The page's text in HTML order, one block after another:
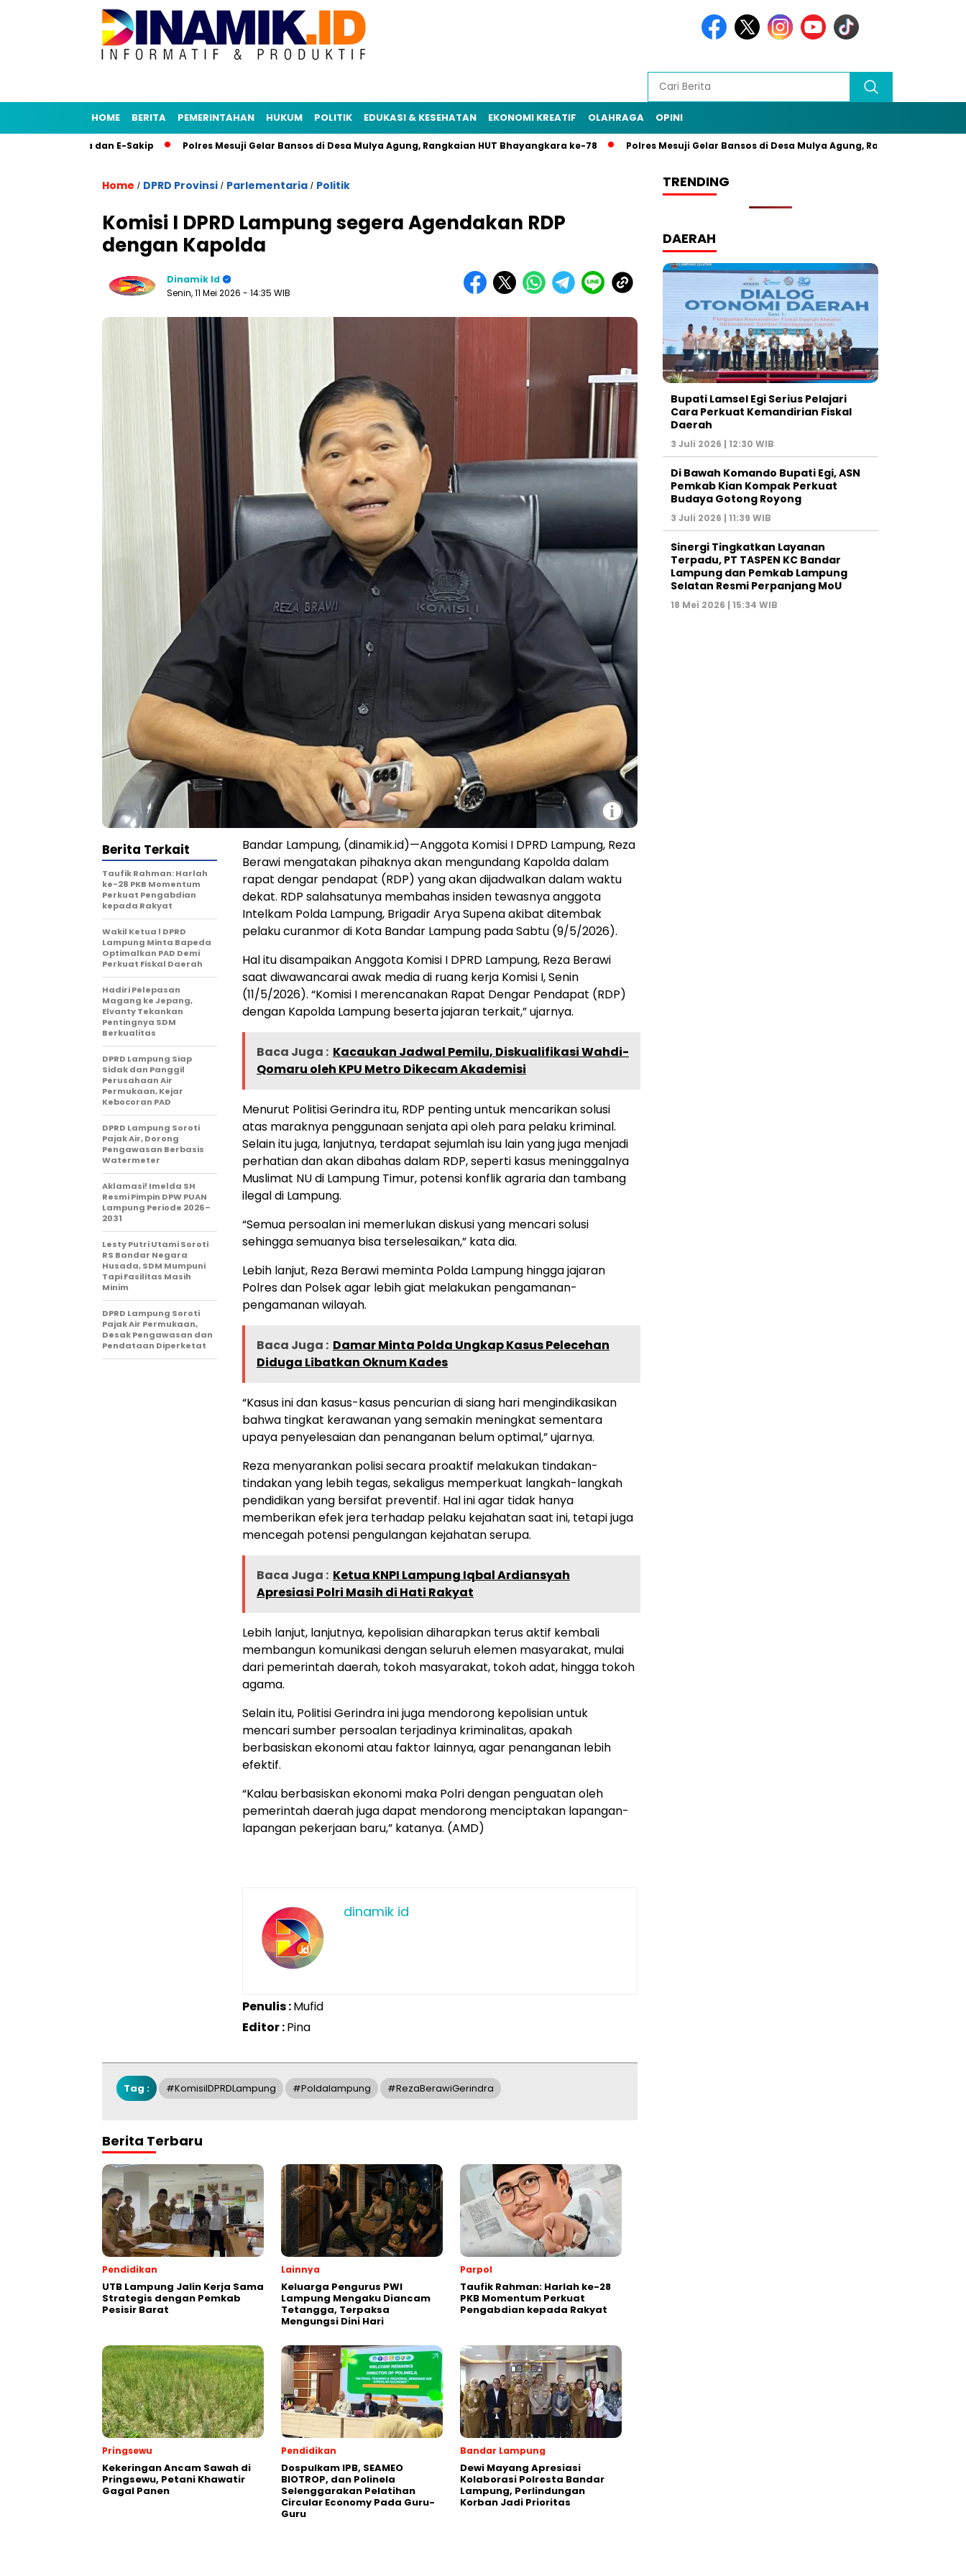
HOME BERITA PEMERINTAHAN HUKUM POLITIK EDUKASI & KESEHATAN EKONOMI KREATIF OLAHRAGA OPINI
Senja dan E-Sakip Polres Mesuji Gelar Bansos di Desa Mulya Agung, Rangkaian HUT Bhayangkara ke-78 Polres Mesuji Gelar Bansos di Desa Mulya Agung, Rangkaian HUT
Home / DPRD Provinsi / Parlementaria / Politik
Komisi I DPRD Lampung segera Agendakan RDP
dengan Kapolda
Dinamik Id
Senin, 11 Mei 2026 - 14:35 WIB
i
Bandar Lampung, (dinamik.id)—Anggota Komisi I DPRD Lampung, Reza
Berawi mengatakan pihaknya akan mengundang Kapolda dalam
rapat dengar pendapat (RDP) yang akan dijadwalkan dalam waktu
dekat. RDP salahsatunya membahas insiden tewasnya anggota
Intelkam Polda Lampung, Brigadir Arya Supena akibat ditembak
pelaku curanmor di Kota Bandar Lampung pada Sabtu (9/5/2026).
Hal itu disampaikan Anggota Komisi I DPRD Lampung, Reza Berawi
saat diwawancarai awak media di ruang kerja Komisi I, Senin
(11/5/2026). “Komisi I merencanakan Rapat Dengar Pendapat (RDP)
dengan Kapolda Lampung beserta jajaran terkait,” ujarnya.
Baca Juga : Kacaukan Jadwal Pemilu, Diskualifikasi Wahdi-
Qomaru oleh KPU Metro Dikecam Akademisi
Menurut Politisi Gerindra itu, RDP penting untuk mencarikan solusi
atas maraknya penggunaan senjata api oleh para pelaku kriminal.
Selain itu juga, lanjutnya, terdapat sejumlah isu lain yang juga menjadi
perhatian dan akan dibahas dalam RDP, seperti kasus meninggalnya
Muslimat NU di Lampung Timur, potensi konflik agraria dan tambang
ilegal di Lampung.
“Semua persoalan ini memerlukan diskusi yang mencari solusi
sehingga semuanya bisa terselesaikan,” kata dia.
Lebih lanjut, Reza Berawi meminta Polda Lampung hingga jajaran
Polres dan Polsek agar lebih giat melakukan pengamanan-
pengamanan wilayah.
Baca Juga : Damar Minta Polda Ungkap Kasus Pelecehan
Diduga Libatkan Oknum Kades
“Kasus ini dan kasus-kasus pencurian di siang hari mengindikasikan
bahwa tingkat kerawanan yang semakin meningkat sementara
upaya penyelesaian dan penanganan belum optimal,” ujarnya.
Reza menyarankan polisi secara proaktif melakukan tindakan-
tindakan yang lebih tegas, sekaligus memperkuat langkah-langkah
pendidikan yang bersifat preventif. Hal ini agar tidak hanya
memberikan efek jera terhadap pelaku kejahatan saat ini, tetapi juga
mencegah potensi pengulangan kejahatan serupa.
Baca Juga : Ketua KNPI Lampung Iqbal Ardiansyah
Apresiasi Polri Masih di Hati Rakyat
Lebih lanjut, lanjutnya, kepolisian diharapkan terus aktif kembali
membangun komunikasi dengan seluruh elemen masyarakat, mulai
dari pemerintah daerah, tokoh masyarakat, tokoh adat, hingga tokoh
agama.
Selain itu, Politisi Gerindra ini juga mendorong kepolisian untuk
mencari sumber persoalan terjadinya kriminalitas, apakah
berbasiskan ekonomi atau faktor lainnya, agar penanganan lebih
efektif.
“Kalau berbasiskan ekonomi maka Polri dengan penguatan oleh
pemerintah daerah juga dapat mendorong menciptakan lapangan-
lapangan pekerjaan baru,” katanya. (AMD)
dinamik id
Penulis :Mufid
Editor :Pina
Berita Terkait
Taufik Rahman: Harlah
ke-28 PKB Momentum
Perkuat Pengabdian
kepada Rakyat
Wakil Ketua l DPRD
Lampung Minta Bapeda
Optimalkan PAD Demi
Perkuat Fiskal Daerah
Hadiri Pelepasan
Magang ke Jepang,
Elvanty Tekankan
Pentingnya SDM
Berkualitas
DPRD Lampung Siap
Sidak dan Panggil
Perusahaan Air
Permukaan, Kejar
Kebocoran PAD
DPRD Lampung Soroti
Pajak Air, Dorong
Pengawasan Berbasis
Watermeter
Aklamasi! Imelda SH
Resmi Pimpin DPW PUAN
Lampung Periode 2026–
2031
Lesty Putri Utami Soroti
RS Bandar Negara
Husada, SDM Mumpuni
Tapi Fasilitas Masih
Minim
DPRD Lampung Soroti
Pajak Air Permukaan,
Desak Pengawasan dan
Pendataan Diperketat
Tag : #KomisiIDPRDLampung #poldalampung #RezaBerawiGerindra
Berita Terbaru
Pendidikan
UTB Lampung Jalin Kerja Sama
Strategis dengan Pemkab
Pesisir Barat
Lainnya
Keluarga Pengurus PWI
Lampung Mengaku Diancam
Tetangga, Terpaksa
Mengungsi Dini Hari
Parpol
Taufik Rahman: Harlah ke-28
PKB Momentum Perkuat
Pengabdian kepada Rakyat
Pringsewu
Kekeringan Ancam Sawah di
Pringsewu, Petani Khawatir
Gagal Panen
Pendidikan
Dospulkam IPB, SEAMEO
BIOTROP, dan Polinela
Selenggarakan Pelatihan
Circular Economy Pada Guru-
Guru
Bandar Lampung
Dewi Mayang Apresiasi
Kolaborasi Polresta Bandar
Lampung, Perlindungan
Korban Jadi Prioritas
TRENDING
DAERAH
Bupati Lamsel Egi Serius Pelajari
Cara Perkuat Kemandirian Fiskal
Daerah
3 Juli 2026 | 12:30 WIB
Di Bawah Komando Bupati Egi, ASN
Pemkab Kian Kompak Perkuat
Budaya Gotong Royong
3 Juli 2026 | 11:39 WIB
Sinergi Tingkatkan Layanan
Terpadu, PT TASPEN KC Bandar
Lampung dan Pemkab Lampung
Selatan Resmi Perpanjang MoU
18 Mei 2026 | 15:34 WIB